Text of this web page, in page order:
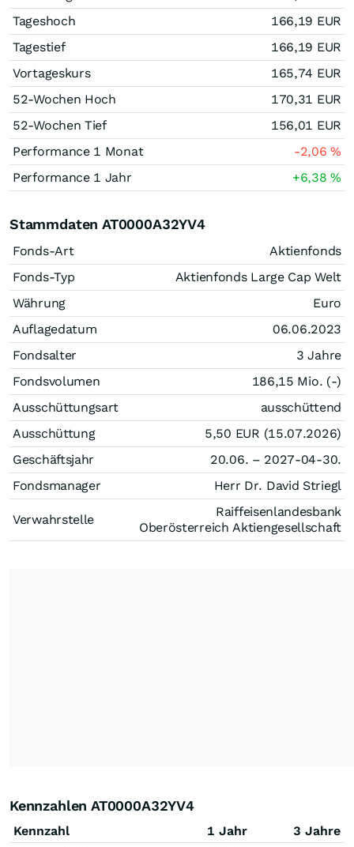
Tageshoch
166,19 EUR
Tagestief
166,19 EUR
Vortageskurs
165,74 EUR
52-Wochen Hoch
170,31 EUR
52-Wochen Tief
156,01 EUR
Performance 1 Monat
-2,06%
Performance 1 Jahr
+6,38%
Stammdaten AT0000A32YV4
Fonds-Art
Aktienfonds
Fonds-Typ
Aktienfonds Large Cap Welt
Währung
Euro
Auflagedatum
06.06.2023
Fondsalter
3 Jahre
Fondsvolumen
186,15 Mio. (-)
Ausschüttungsart
ausschüttend
Ausschüttung
5,50 EUR (15.07.2026)
Geschäftsjahr
20.06. – 2027-04-30.
Fondsmanager
Herr Dr. David Striegl
Verwahrstelle
Raiffeisenlandesbank
Oberösterreich Aktiengesellschaft
Kennzahlen AT0000A32YV4
Kennzahl 1 Jahr
3 Jahre